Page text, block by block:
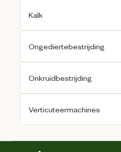
Kalk
Ongediertebestrijding
Onkruidbestrijding
Verticuteermachines